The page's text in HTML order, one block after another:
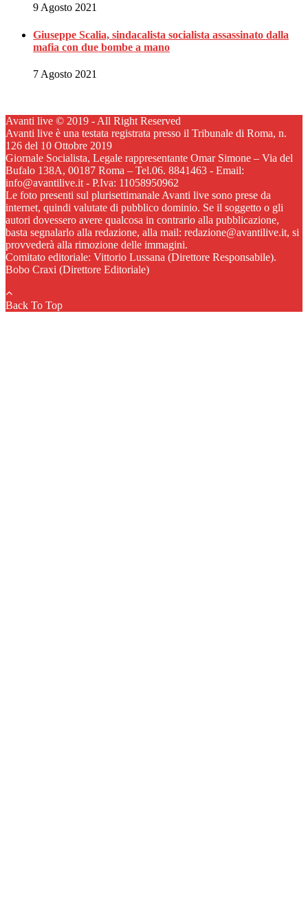
9 Agosto 2021
Giuseppe Scalia, sindacalista socialista assassinato dalla
mafia con due bombe a mano
7 Agosto 2021
Avanti live © 2019 - All Right Reserved
Avanti live è una testata registrata presso il Tribunale di Roma, n.
126 del 10 Ottobre 2019
Giornale Socialista, Legale rappresentante Omar Simone – Via del
Bufalo 138A, 00187 Roma – Tel.06. 8841463 - Email:
info@avantilive.it - P.Iva: 11058950962
Le foto presenti sul plurisettimanale Avanti live sono prese da
internet, quindi valutate di pubblico dominio. Se il soggetto o gli
autori dovessero avere qualcosa in contrario alla pubblicazione,
basta segnalarlo alla redazione, alla mail: redazione@avantilive.it, si
provvederà alla rimozione delle immagini.
Comitato editoriale: Vittorio Lussana (Direttore Responsabile).
Bobo Craxi (Direttore Editoriale)
Back To Top